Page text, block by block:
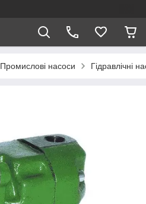
Промислові насоси Гідравлічні